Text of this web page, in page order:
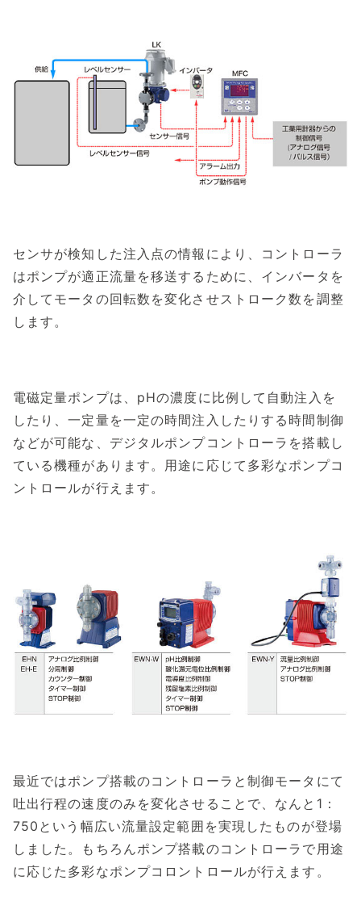
センサが検知した注入点の情報により、コントローラ
はポンプが適正流量を移送するために、インバータを
介してモータの回転数を変化させストローク数を調整
します。
電磁定量ポンプは、pHの濃度に比例して自動注入を
したり、一定量を一定の時間注入したりする時間制御
などが可能な、デジタルポンプコントローラを搭載し
ている機種があります。用途に応じて多彩なポンプコ
ントロールが行えます。
最近ではポンプ搭載のコントローラと制御モータにて
吐出行程の速度のみを変化させることで、なんと1：
750という幅広い流量設定範囲を実現したものが登場
しました。もちろんポンプ搭載のコントローラで用途
に応じた多彩なポンプコロントロールが行えます。